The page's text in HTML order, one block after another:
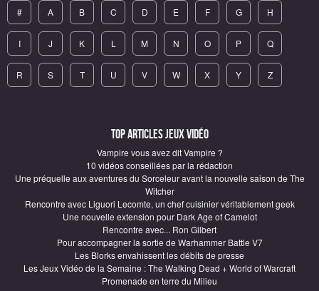
# A B C D E F G H
I J K L M N O P Q
R S T U V W X Y Z
Top articles Jeux vidéo
Vampire vous avez dit Vampire ?
10 vidéos conseillées par la rédaction
Une préquelle aux aventures du Sorceleur avant la nouvelle saison de The
Witcher
Rencontre avec Liguori Lecomte, un chef cuisinier véritablement geek
Une nouvelle extension pour Dark Age of Camelot
Rencontre avec... Ron Gilbert
Pour accompagner la sortie de Warhammer Battle V7
Les Blorks envahissent les débits de presse
Les Jeux Vidéo de la Semaine : The Walking Dead + World of Warcraft
Promenade en terre du Milieu